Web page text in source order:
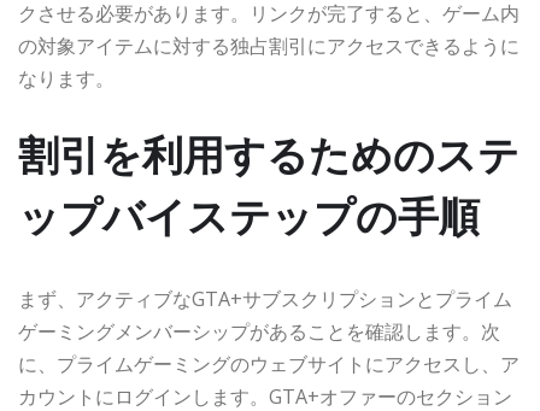
クさせる必要があります。リンクが完了すると、ゲーム内
の対象アイテムに対する独占割引にアクセスできるように
なります。
割引を利用するためのステ
ップバイステップの手順
まず、アクティブなGTA+サブスクリプションとプライム
ゲーミングメンバーシップがあることを確認します。次
に、プライムゲーミングのウェブサイトにアクセスし、ア
カウントにログインします。GTA+オファーのセクション